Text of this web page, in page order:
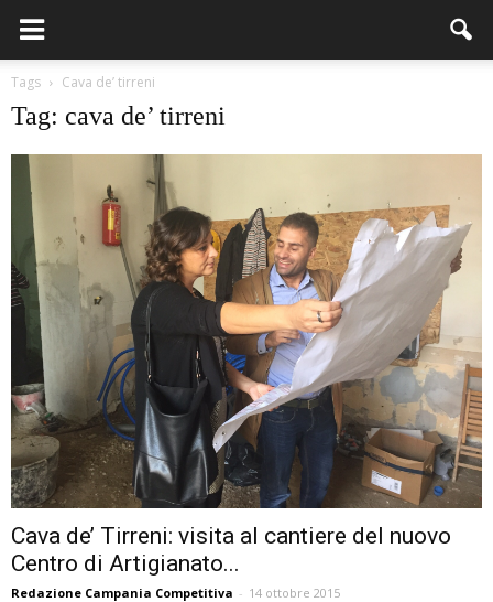
Tags Cava de’ tirreni
Tag: cava de’ tirreni
Cava de’ Tirreni: visita al cantiere del nuovo
Centro di Artigianato...
Redazione Campania Competitiva - 14 ottobre 2015